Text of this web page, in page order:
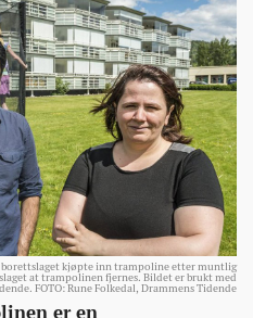
borettslaget kjøpte inn trampoline etter muntlig
at trampolinen fjernes. Bildet er brukt med
FOTO: Rune Folkedal, Drammens Tidende
truet-er en